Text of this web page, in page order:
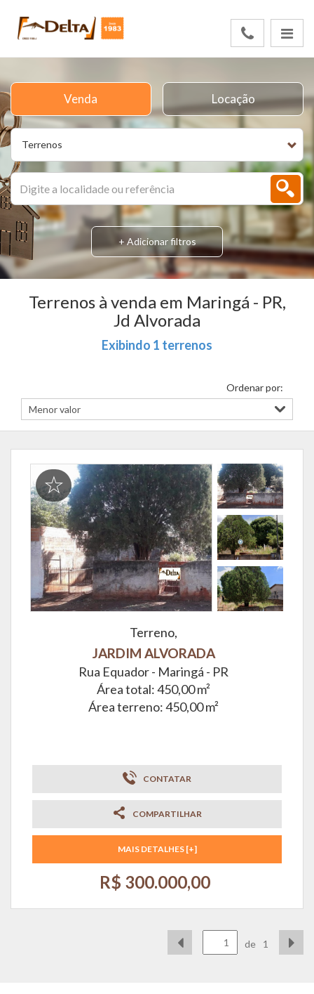
Terrenos
Venda Locação
+ Adicionar filtros
Terrenos à venda em Maringá - PR,
Jd Alvorada
Exibindo 1 terrenos
Ordenar por:
Terreno,
JARDIM ALVORADA
Rua Equador - Maringá - PR
Área total: 450,00 m²
Área terreno: 450,00 m²
CONTATAR
COMPARTILHAR
MAIS DETALHES [+]
R$ 300.000,00
de 1